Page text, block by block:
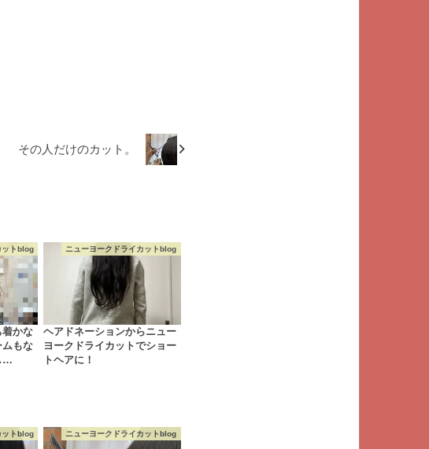
その人だけのカット。
ットblog
着かな
ムもな
…
ニューヨークドライカットblog
ヘアドネーションからニュー
ヨークドライカットでショー
トヘアに！
ットblog ニューヨークドライカットblog